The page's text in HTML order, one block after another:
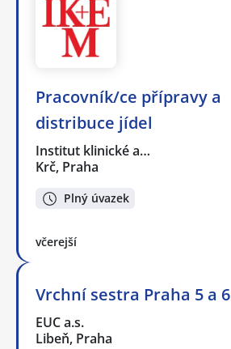
Pracovník/ce přípravy a
distribuce jídel
Institut klinické a…
Krč, Praha
Plný úvazek
včerejší
Vrchní sestra Praha 5 a 6
EUC a.s.
Libeň, Praha